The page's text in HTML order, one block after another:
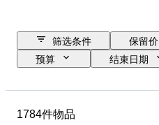
筛选条件 保留价
预算
结束日期
课题
1784件物品